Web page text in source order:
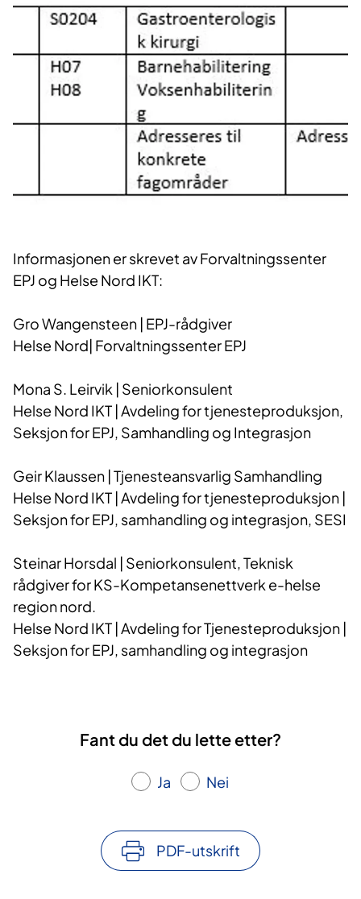
Informasjonen er skrevet av Forvaltningssenter
EPJ og Helse Nord IKT:
Gro Wangensteen | EPJ-rådgiver
Helse Nord| Forvaltningssenter EPJ
Mona S. Leirvik | Seniorkonsulent
Helse Nord IKT | Avdeling for tjenesteproduksjon,
Seksjon for EPJ, Samhandling og Integrasjon
Geir Klaussen | Tjenesteansvarlig Samhandling
Helse Nord IKT | Avdeling for tjenesteproduksjon |
Seksjon for EPJ, samhandling og integrasjon, SESI
Steinar Horsdal | Seniorkonsulent, Teknisk
rådgiver for KS-Kompetansenettverk e-helse
region nord.
Helse Nord IKT | Avdeling for Tjenesteproduksjon |
Seksjon for EPJ, samhandling og integrasjon
Fant du det du lette etter?
Ja Nei
PDF-utskrift